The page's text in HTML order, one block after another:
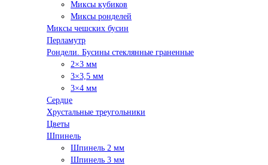
Миксы кубиков
Миксы ронделей
Миксы чешских бусин
Перламутр
Рондели. Бусины стеклянные граненные
2×3 мм
3×3,5 мм
3×4 мм
Сердце
Хрустальные треугольники
Цветы
Шпинель
Шпинель 2 мм
Шпинель 3 мм